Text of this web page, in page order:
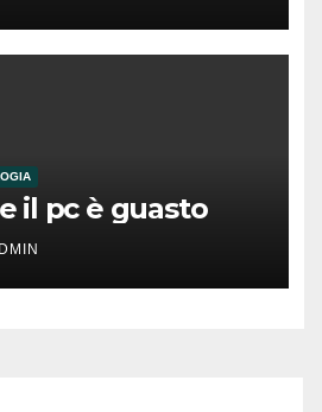
il pc è guasto